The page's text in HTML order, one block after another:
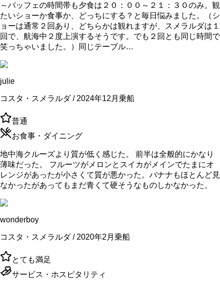
～バッフェの時間帯も夕食は２０：００～２１：３０のみ。観
たいショーか食事か、どっちにする？と毎日悩みました。（シ
ョーは通常２回あり、どちらかは観れますが、スメラルダは１
回で、航海中２度上演するそうです。でも２回とも同じ時間で
笑っちゃいました。）同じテーブル…
julie
コスタ・スメラルダ / 2024年12月乗船
普通
お食事・ダイニング
地中海クルーズより質が低く感じた。 前半は全般的にかなり
薄味だった。 フルーツがメロンとスイカがメインでたまにオ
レンジがあったが小さくて質が悪かった。バナナもほとんど見
なかったがあってもまだ青くて硬そうなものしかなかった。
wonderboy
コスタ・スメラルダ / 2020年2月乗船
とても満足
サービス・ホスピタリティ